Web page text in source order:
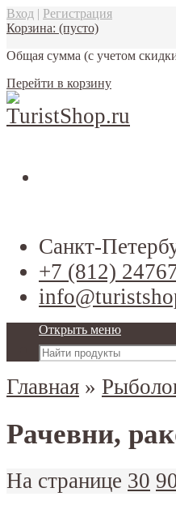
Вход | Регистрация
Корзина: (пусто)
Общая сумма (с учетом
Перейти в корзину
Санкт-
+7 (812)
Открыть меню
Главная »
Рачевни,
На странице 30